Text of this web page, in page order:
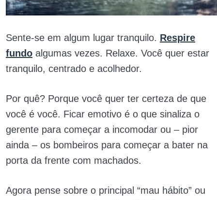
Sente-se em algum lugar tranquilo. Respire
fundo algumas vezes. Relaxe. Você quer estar
tranquilo, centrado e acolhedor.
Por quê? Porque você quer ter certeza de que
você é você. Ficar emotivo é o que sinaliza o
gerente para começar a incomodar ou – pior
ainda – os bombeiros para começar a bater na
porta da frente com machados.
Agora pense sobre o principal “mau hábito” ou